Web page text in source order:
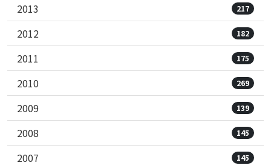
2013 217
2012 182
2011 175
2010 269
2009 139
2008 145
2007 145